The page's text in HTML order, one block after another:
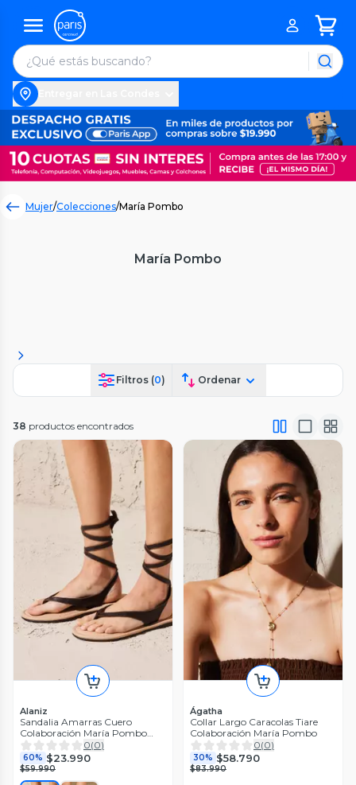
Mujer/Colecciones/María Pombo
María Pombo
Filtros (0) Ordenar
38 productos encontrados
Alaniz
Sandalia Amarras Cuero
Colaboración María Pombo
Mujer
0(0)
60% $23.990
$59.990
Ágatha
Collar Largo Caracolas Tiare
Colaboración María Pombo
0(0)
30% $58.790
$83.990